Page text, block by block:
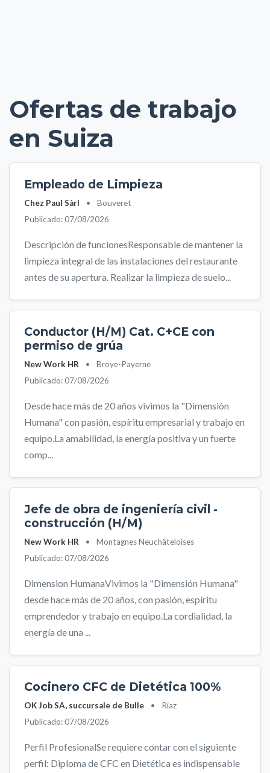
Ofertas de trabajo
en Suiza
Empleado de Limpieza
Chez Paul Sàrl •
Bouveret
Publicado: 07/08/2026
Descripción de funcionesResponsable de mantener la
limpieza integral de las instalaciones del restaurante
antes de su apertura. Realizar la limpieza de suelo...
Conductor (H/M) Cat. C+CE con
permiso de grúa
New Work HR •
Broye-Payerne
Publicado: 07/08/2026
Desde hace más de 20 años vivimos la "Dimensión
Humana" con pasión, espíritu empresarial y trabajo en
equipo.La amabilidad, la energía positiva y un fuerte
comp...
Jefe de obra de ingeniería civil -
construcción (H/M)
New Work HR •
Montagnes Neuchâteloises
Publicado: 07/08/2026
Dimension HumanaVivimos la "Dimensión Humana"
desde hace más de 20 años, con pasión, espíritu
emprendedor y trabajo en equipo.La cordialidad, la
energía de una ...
Cocinero CFC de Dietética 100%
OK Job SA, succursale de Bulle •
Riaz
Publicado: 07/08/2026
Perfil ProfesionalSe requiere contar con el siguiente
perfil: Diploma de CFC en Dietética es indispensable